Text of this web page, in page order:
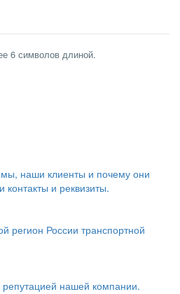
6 символов длиной.
наши клиенты и почему они
и реквизиты.
регион России транспортной
нашей компании.